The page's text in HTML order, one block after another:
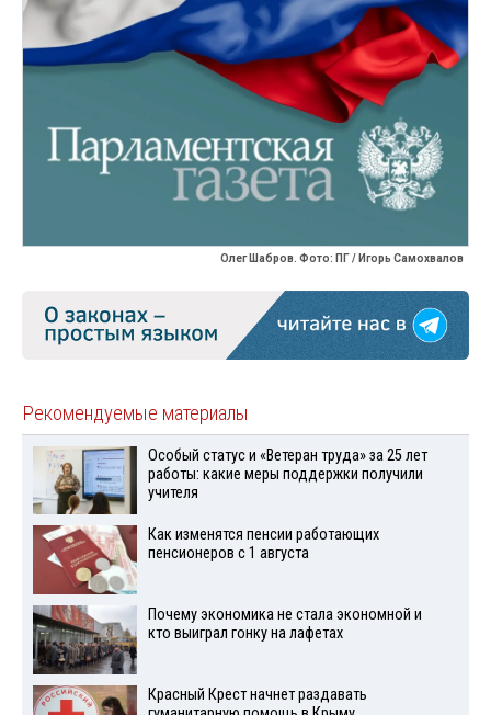
Олег Шабров. Фото: ПГ / Игорь Самохвалов
Рекомендуемые материалы
Особый статус и «Ветеран труда» за 25 лет
работы: какие меры поддержки получили
учителя
Как изменятся пенсии работающих
пенсионеров с 1 августа
Почему экономика не стала экономной и
кто выиграл гонку на лафетах
Красный Крест начнет раздавать